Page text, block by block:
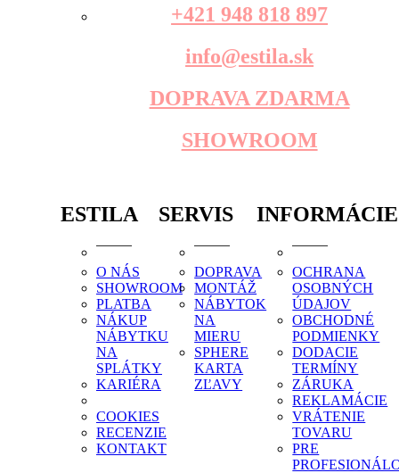
+421 948 818 897
info@estila.sk
DOPRAVA ZDARMA
SHOWROOM
ESTILA
O NÁS
SHOWROOM
PLATBA
NÁKUP
NÁBYTKU
NA
SPLÁTKY
KARIÉRA
COOKIES
RECENZIE
KONTAKT
SERVIS
DOPRAVA
MONTÁŽ
NÁBYTOK
NA
MIERU
SPHERE
KARTA
ZĽAVY
INFORMÁCIE
OCHRANA
OSOBNÝCH
ÚDAJOV
OBCHODNÉ
PODMIENKY
DODACIE
TERMÍNY
ZÁRUKA
REKLAMÁCIE
VRÁTENIE
TOVARU
PRE